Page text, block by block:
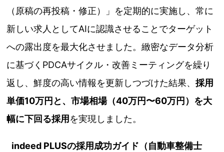
（原稿の再投稿・修正）」を定期的に実施し、常に
新しい求人としてAIに認識させることでターゲット
への露出度を最大化させました。緻密なデータ分析
に基づくPDCAサイクル・改善ミーティングを繰り
返し、鮮度の高い情報を更新しつづけた結果、採用
単価10万円と、市場相場（40万円〜60万円）を大
幅に下回る採用 を実現しました。
indeed PLUSの採用成功ガイド（自動車整備士